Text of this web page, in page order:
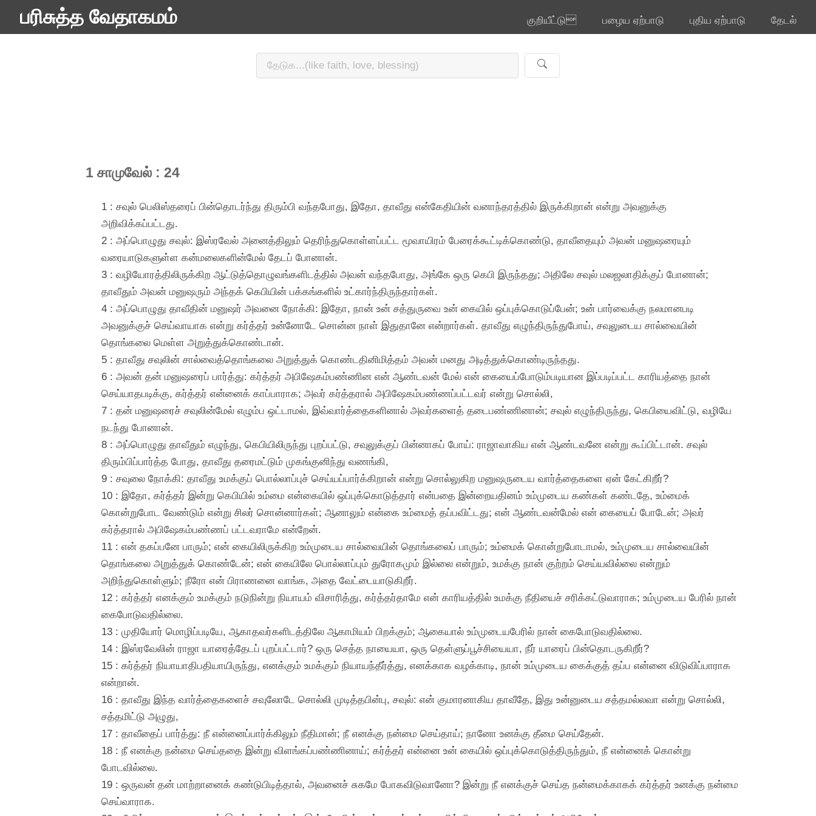
பரிசுத்த வேதாகமம் குறியீட்டு பழைய ஏற்பாடு புதிய ஏற்பாடு தேடல்
1 சாமுவேல் : 24
1 : சவுல் பெலிஸ்தரைப் பின்தொடர்ந்து திரும்பி வந்தபோது, இதோ, தாவீது என்கேதியின் வனாந்தரத்தில் இருக்கிறான் என்று அவனுக்கு
அறிவிக்கப்பட்டது.
2 : அப்பொழுது சவுல்: இஸ்ரவேல் அனைத்திலும் தெரிந்துகொள்ளப்பட்ட மூவாயிரம் பேரைக்கூட்டிக்கொண்டு, தாவீதையும் அவன் மனுஷரையும்
வரையாடுகளுள்ள கன்மலைகளின்மேல் தேடப் போனான்.
3 : வழியோரத்திலிருக்கிற ஆட்டுத்தொழுவங்களிடத்தில் அவன் வந்தபோது, அங்கே ஒரு கெபி இருந்தது; அதிலே சவுல் மலஜலாதிக்குப் போனான்;
தாவீதும் அவன் மனுஷரும் அந்தக் கெபியின் பக்கங்களில் உட்கார்ந்திருந்தார்கள்.
4 : அப்பொழுது தாவீதின் மனுஷர் அவனை நோக்கி: இதோ, நான் உன் சத்துருவை உன் கையில் ஒப்புக்கொடுப்பேன்; உன் பார்வைக்கு நலமானபடி
அவனுக்குச் செய்வாயாக என்று கர்த்தர் உன்னோடே சொன்ன நாள் இதுதானே என்றார்கள். தாவீது எழுந்திருந்துபோய், சவுலுடைய சால்வையின்
தொங்கலை மெள்ள அறுத்துக்கொண்டான்.
5 : தாவீது சவுலின் சால்வைத்தொங்கலை அறுத்துக் கொண்டதினிமித்தம் அவன் மனது அடித்துக்கொண்டிருந்தது.
6 : அவன் தன் மனுஷரைப் பார்த்து: கர்த்தர் அபிஷேகம்பண்ணின என் ஆண்டவன் மேல் என் கையைப்போடும்படியான இப்படிப்பட்ட காரியத்தை நான்
செய்யாதபடிக்கு, கர்த்தர் என்னைக் காப்பாராக; அவர் கர்த்தரால் அபிஷேகம்பண்ணப்பட்டவர் என்று சொல்லி,
7 : தன் மனுஷரைச் சவுலின்மேல் எழும்ப ஒட்டாமல், இவ்வார்த்தைகளினால் அவர்களைத் தடைபண்ணினான்; சவுல் எழுந்திருந்து, கெபியைவிட்டு, வழியே
நடந்து போனான்.
8 : அப்பொழுது தாவீதும் எழுந்து, கெபியிலிருந்து புறப்பட்டு, சவுலுக்குப் பின்னாகப் போய்: ராஜாவாகிய என் ஆண்டவனே என்று கூப்பிட்டான். சவுல்
திரும்பிப்பார்த்த போது, தாவீது தரைமட்டும் முகங்குனிந்து வணங்கி,
9 : சவுலை நோக்கி: தாவீது உமக்குப் பொல்லாப்புச் செய்யப்பார்க்கிறான் என்று சொல்லுகிற மனுஷருடைய வார்த்தைகளை ஏன் கேட்கிறீர்?
10 : இதோ, கர்த்தர் இன்று கெபியில் உம்மை என்கையில் ஒப்புக்கொடுத்தார் என்பதை இன்றையதினம் உம்முடைய கண்கள் கண்டதே, உம்மைக்
கொன்றுபோட வேண்டும் என்று சிலர் சொன்னார்கள்; ஆனாலும் என்கை உம்மைத் தப்பவிட்டது; என் ஆண்டவன்மேல் என் கையைப் போடேன்; அவர்
கர்த்தரால் அபிஷேகம்பண்ணப் பட்டவராமே என்றேன்.
11 : என் தகப்பனே பாரும்; என் கையிலிருக்கிற உம்முடைய சால்வையின் தொங்கலைப் பாரும்; உம்மைக் கொன்றுபோடாமல், உம்முடைய சால்வையின்
தொங்கலை அறுத்துக் கொண்டேன்; என் கையிலே பொல்லாப்பும் துரோகமும் இல்லை என்றும், உமக்கு நான் குற்றம் செய்யவில்லை என்றும்
அறிந்துகொள்ளும்; நீரோ என் பிராணனை வாங்க, அதை வேட்டையாடுகிறீர்.
12 : கர்த்தர் எனக்கும் உமக்கும் நடுநின்று நியாயம் விசாரித்து, கர்த்தர்தாமே என் காரியத்தில் உமக்கு நீதியைச் சரிக்கட்டுவாராக; உம்முடைய பேரில் நான்
கைபோடுவதில்லை.
13 : முதியோர் மொழிப்படியே, ஆகாதவர்களிடத்திலே ஆகாமியம் பிறக்கும்; ஆகையால் உம்முடையபேரில் நான் கைபோடுவதில்லை.
14 : இஸ்ரவேலின் ராஜா யாரைத்தேடப் புறப்பட்டார்? ஒரு செத்த நாயையா, ஒரு தெள்ளுப்பூச்சியையா, நீர் யாரைப் பின்தொடருகிறீர்?
15 : கர்த்தர் நியாயாதிபதியாயிருந்து, எனக்கும் உமக்கும் நியாயந்தீர்த்து, எனக்காக வழக்காடி, நான் உம்முடைய கைக்குத் தப்ப என்னை விடுவிப்பாராக
என்றான்.
16 : தாவீது இந்த வார்த்தைகளைச் சவுலோடே சொல்லி முடித்தபின்பு, சவுல்: என் குமாரனாகிய தாவீதே, இது உன்னுடைய சத்தமல்லவா என்று சொல்லி,
சத்தமிட்டு அழுது,
17 : தாவீதைப் பார்த்து: நீ என்னைப்பார்க்கிலும் நீதிமான்; நீ எனக்கு நன்மை செய்தாய்; நானோ உனக்கு தீமை செய்தேன்.
18 : நீ எனக்கு நன்மை செய்ததை இன்று விளங்கப்பண்ணினாய்; கர்த்தர் என்னை உன் கையில் ஒப்புக்கொடுத்திருந்தும், நீ என்னைக் கொன்று
போடவில்லை.
19 : ஒருவன் தன் மாற்றானைக் கண்டுபிடித்தால், அவனைச் சுகமே போகவிடுவானோ? இன்று நீ எனக்குச் செய்த நன்மைக்காகக் கர்த்தர் உனக்கு நன்மை
செய்வாராக.